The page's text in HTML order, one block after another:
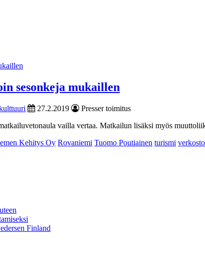
sesonkeja mukaillen
27.2.2019
Presser toimitus
vailla vertaa. Matkailun lisäksi myös
Kehitys Oy Rovaniemi Tuomo Poutiainen turismi
Finland